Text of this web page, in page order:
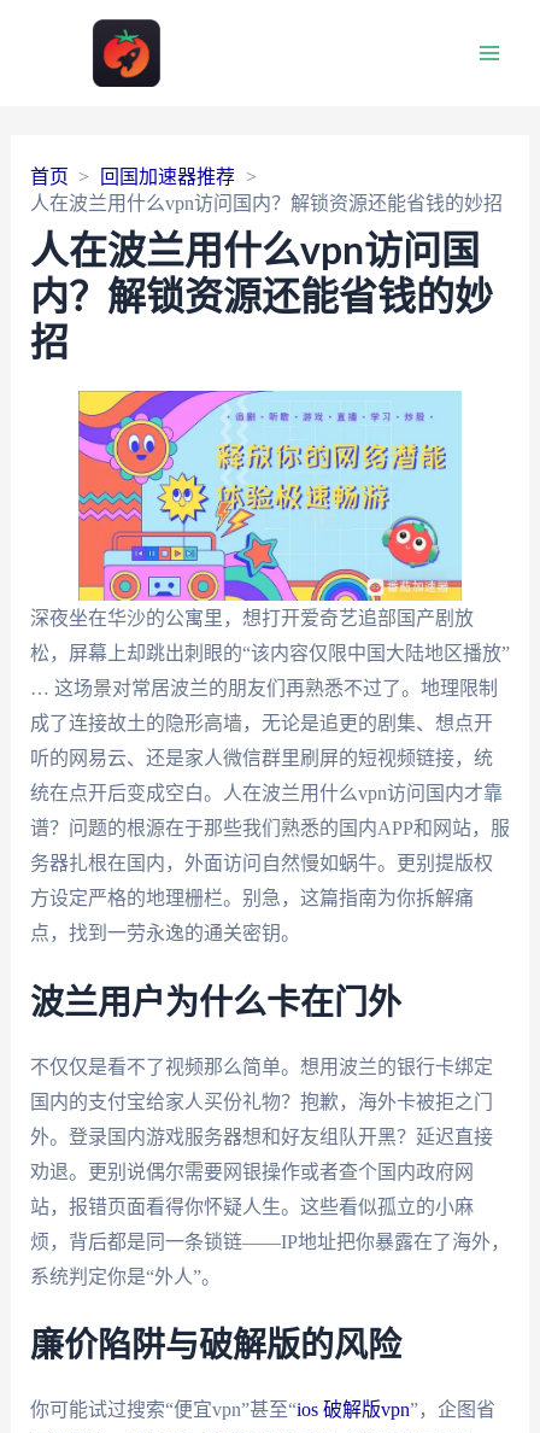
首页
回国加速器推荐
人在波兰用什么vpn访问国内？解锁资源还能省钱的妙招
人在波兰用什么vpn访问国
内？解锁资源还能省钱的妙
招
深夜坐在华沙的公寓里，想打开爱奇艺追部国产剧放
松，屏幕上却跳出刺眼的“该内容仅限中国大陆地区播放”
… 这场景对常居波兰的朋友们再熟悉不过了。地理限制
成了连接故土的隐形高墙，无论是追更的剧集、想点开
听的网易云、还是家人微信群里刷屏的短视频链接，统
统在点开后变成空白。人在波兰用什么vpn访问国内才靠
谱？问题的根源在于那些我们熟悉的国内APP和网站，服
务器扎根在国内，外面访问自然慢如蜗牛。更别提版权
方设定严格的地理栅栏。别急，这篇指南为你拆解痛
点，找到一劳永逸的通关密钥。
波兰用户为什么卡在门外
不仅仅是看不了视频那么简单。想用波兰的银行卡绑定
国内的支付宝给家人买份礼物？抱歉，海外卡被拒之门
外。登录国内游戏服务器想和好友组队开黑？延迟直接
劝退。更别说偶尔需要网银操作或者查个国内政府网
站，报错页面看得你怀疑人生。这些看似孤立的小麻
烦，背后都是同一条锁链——IP地址把你暴露在了海外，
系统判定你是“外人”。
廉价陷阱与破解版的风险
你可能试过搜索“便宜vpn”甚至“ios 破解版vpn”，企图省